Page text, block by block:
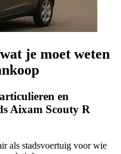
je moet weten
en
Aixam Scouty R
als stadsvoertuig voor wie